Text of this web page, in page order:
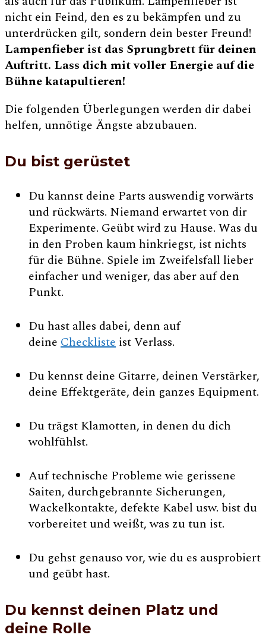
nicht ein Feind, den es zu bekämpfen und zu
unterdrücken gilt, sondern dein bester Freund!
Lampenfieber ist das Sprungbrett für deinen
Auftritt. Lass dich mit voller Energie auf die
Bühne katapultieren!
Die folgenden Überlegungen werden dir dabei
helfen, unnötige Ängste abzubauen.
Du bist gerüstet
Du kannst deine Parts auswendig vorwärts
und rückwärts. Niemand erwartet von dir
Experimente. Geübt wird zu Hause. Was du
in den Proben kaum hinkriegst, ist nichts
für die Bühne. Spiele im Zweifelsfall lieber
einfacher und weniger, das aber auf den
Punkt.
Du hast alles dabei, denn auf
deine Checkliste ist Verlass.
Du kennst deine Gitarre, deinen Verstärker,
deine Effektgeräte, dein ganzes Equipment.
Du trägst Klamotten, in denen du dich
wohlfühlst.
Auf technische Probleme wie gerissene
Saiten, durchgebrannte Sicherungen,
Wackelkontakte, defekte Kabel usw. bist du
vorbereitet und weißt, was zu tun ist.
Du gehst genauso vor, wie du es ausprobiert
und geübt hast.
Du kennst deinen Platz und
deine Rolle